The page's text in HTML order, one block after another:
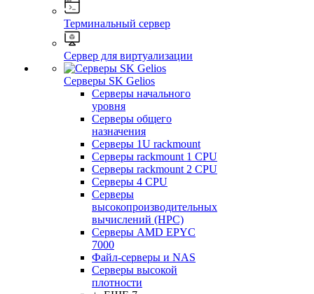
Терминальный сервер
Сервер для виртуализации
Серверы SK Gelios
Серверы начального
уровня
Серверы общего
назначения
Серверы 1U rackmount
Серверы rackmount 1 CPU
Серверы rackmount 2 CPU
Серверы 4 CPU
Серверы
высокопроизводительных
вычислений (HPC)
Серверы AMD EPYC
7000
Файл-серверы и NAS
Серверы высокой
плотности